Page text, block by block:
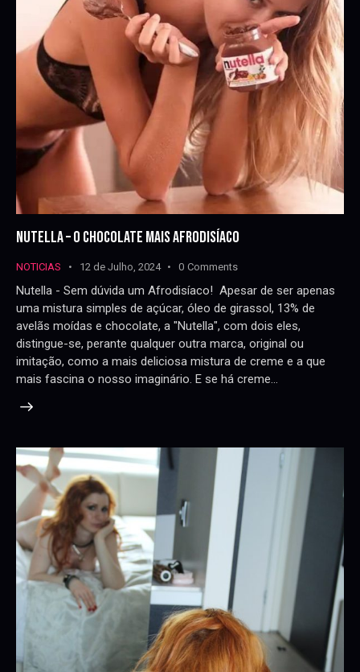
NUTELLA – O CHOCOLATE MAIS AFRODISÍACO
NOTICIAS 12 de Julho, 2024 0 Comments
Nutella - Sem dúvida um Afrodisíaco! Apesar de ser apenas
uma mistura simples de açúcar, óleo de girassol, 13% de
avelãs moídas e chocolate, a "Nutella", com dois eles,
distingue-se, perante qualquer outra marca, original ou
imitação, como a mais deliciosa mistura de creme e a que
mais fascina o nosso imaginário. E se há creme…